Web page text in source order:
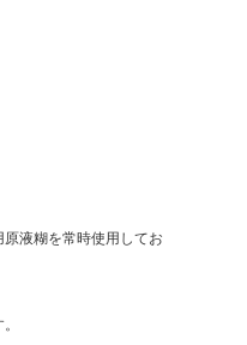
液糊を常時使用してお